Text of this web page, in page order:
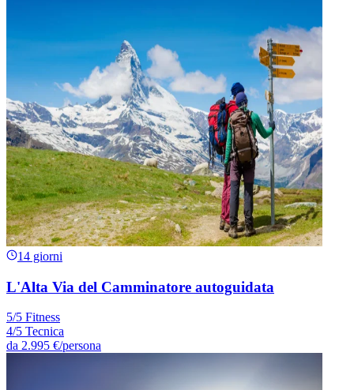
14 giorni
L'Alta Via del Camminatore autoguidata
5/5 Fitness
4/5 Tecnica
da 2.995 €/persona